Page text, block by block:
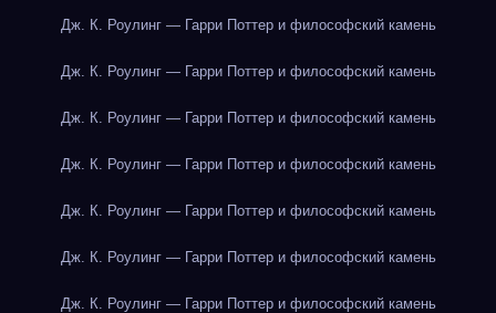
Дж. К. Роулинг — Гарри Поттер и философский камень
Дж. К. Роулинг — Гарри Поттер и философский камень
Дж. К. Роулинг — Гарри Поттер и философский камень
Дж. К. Роулинг — Гарри Поттер и философский камень
Дж. К. Роулинг — Гарри Поттер и философский камень
Дж. К. Роулинг — Гарри Поттер и философский камень
Дж. К. Роулинг — Гарри Поттер и философский камень